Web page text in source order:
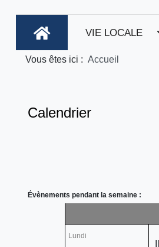
VIE LOCALE
Vous êtes ici : Accueil
Calendrier
Évènements pendant la semaine :
Lundi